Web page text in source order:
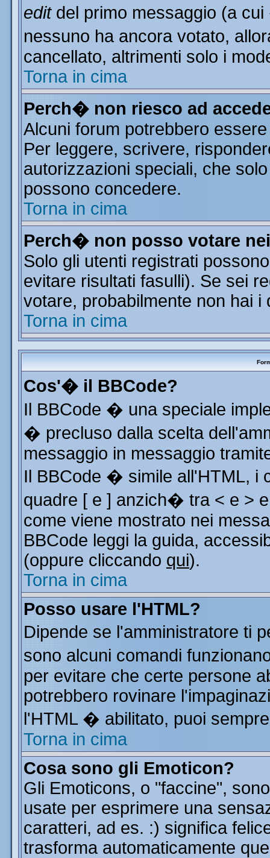
editdel primo messaggio (a
nessuno ha ancora votato,
cancellato, altrimenti solo i
Torna in cima
Perch� non riesco ad
Alcuni forum potrebbero
Per leggere, scrivere,
autorizzazioni speciali, che
possono concedere.
Torna in cima
Perch� non posso votare
Solo gli utenti registrati
evitare risultati fasulli). Se sei
votare, probabilmente non hai
Torna in cima
Cos'� il BBCode?
Il BBCode � una speciale
� precluso dalla scelta
messaggio in messaggio
Il BBCode � simile all'HTML, i
quadre [ e ] anzich� tra < e >
come viene mostrato nei
BBCode leggi la guida,
(oppure cliccando qui).
Torna in cima
Posso usare l'HTML?
Dipende se l'amministratore ti
sono alcuni comandi
per evitare che certe persone
potrebbero rovinare
l'HTML � abilitato, puoi
Torna in cima
Cosa sono gli Emoticon?
Gli Emoticons, o "faccine",
usate per esprimere una
caratteri, ad es. :) significa
trasforma automaticamente